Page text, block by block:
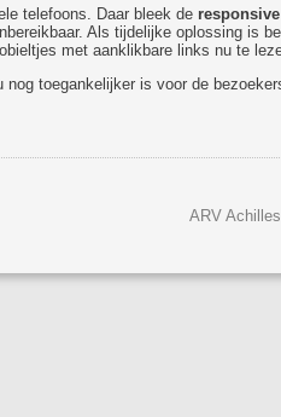
telefoons. Daar bleek de
Als tijdelijke oplossing is
met aanklikbare links nu te
nog toegankelijker is voor de
ARV Achilles